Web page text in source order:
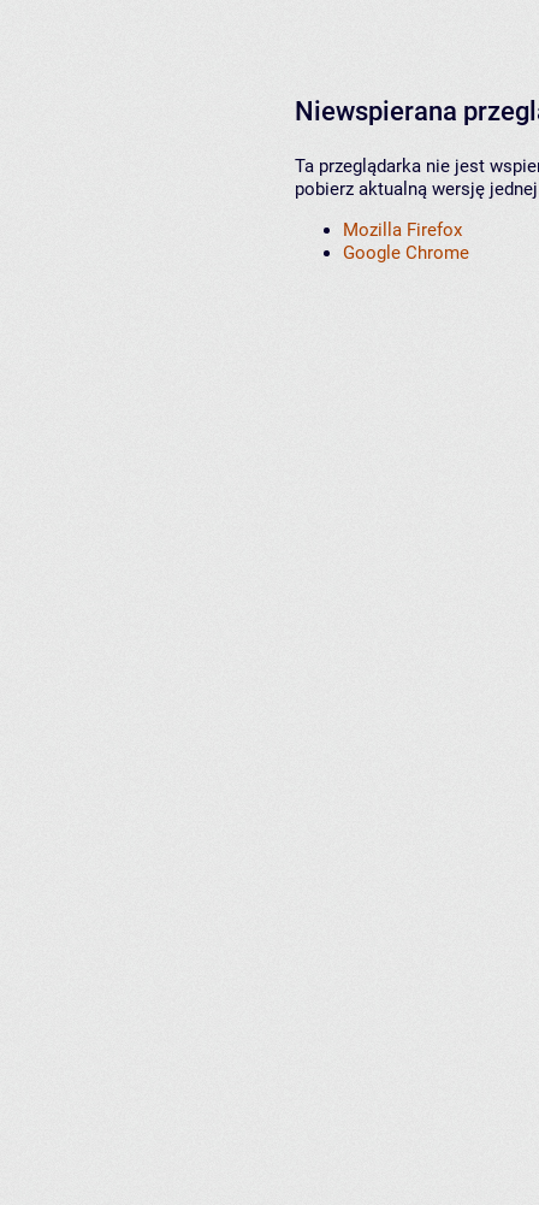
Niewspierana
Ta przeglądarka nie jest
pobierz aktualną wersję
Mozilla Firefox
Google Chrome